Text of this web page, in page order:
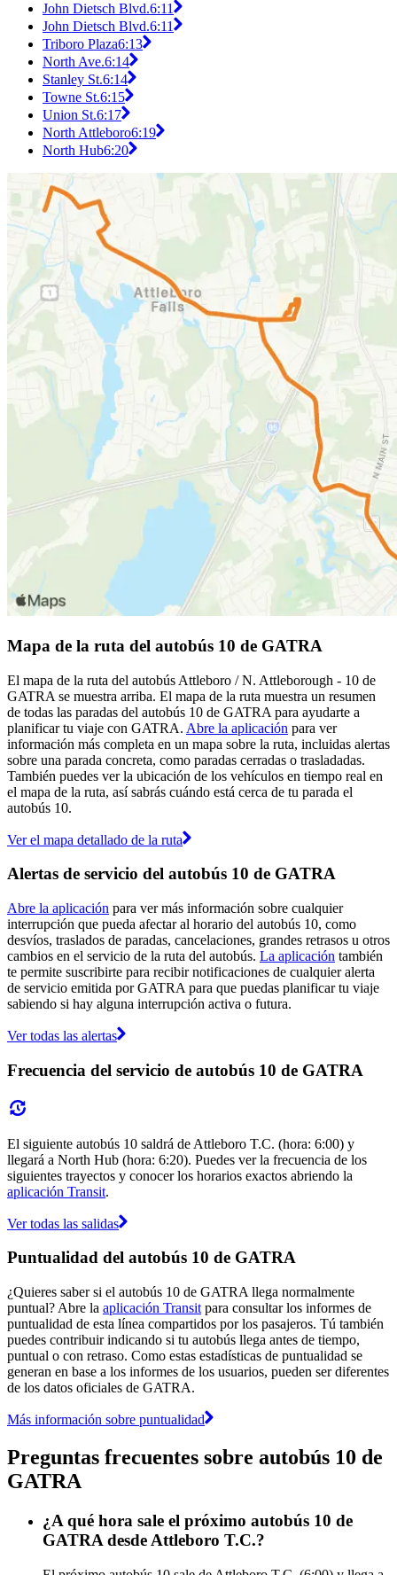
John Dietsch Blvd.6:11
John Dietsch Blvd.6:11
Triboro Plaza6:13
North Ave.6:14
Stanley St.6:14
Towne St.6:15
Union St.6:17
North Attleboro6:19
North Hub6:20
Mapa de la ruta del autobús 10 de GATRA
El mapa de la ruta del autobús Attleboro / N. Attleborough - 10 de
GATRA se muestra arriba. El mapa de la ruta muestra un resumen
de todas las paradas del autobús 10 de GATRA para ayudarte a
planificar tu viaje con GATRA. Abre la aplicación para ver
información más completa en un mapa sobre la ruta, incluidas alertas
sobre una parada concreta, como paradas cerradas o trasladadas.
También puedes ver la ubicación de los vehículos en tiempo real en
el mapa de la ruta, así sabrás cuándo está cerca de tu parada el
autobús 10.
Ver el mapa detallado de la ruta
Alertas de servicio del autobús 10 de GATRA
Abre la aplicación para ver más información sobre cualquier
interrupción que pueda afectar al horario del autobús 10, como
desvíos, traslados de paradas, cancelaciones, grandes retrasos u otros
cambios en el servicio de la ruta del autobús. La aplicación también
te permite suscribirte para recibir notificaciones de cualquier alerta
de servicio emitida por GATRA para que puedas planificar tu viaje
sabiendo si hay alguna interrupción activa o futura.
Ver todas las alertas
Frecuencia del servicio de autobús 10 de GATRA
El siguiente autobús 10 saldrá de Attleboro T.C. (hora: 6:00) y
llegará a North Hub (hora: 6:20). Puedes ver la frecuencia de los
siguientes trayectos y conocer los horarios exactos abriendo la
aplicación Transit.
Ver todas las salidas
Puntualidad del autobús 10 de GATRA
¿Quieres saber si el autobús 10 de GATRA llega normalmente
puntual? Abre la aplicación Transit para consultar los informes de
puntualidad de esta línea compartidos por los pasajeros. Tú también
puedes contribuir indicando si tu autobús llega antes de tiempo,
puntual o con retraso. Como estas estadísticas de puntualidad se
generan en base a los informes de los usuarios, pueden ser diferentes
de los datos oficiales de GATRA.
Más información sobre puntualidad
Preguntas frecuentes sobre autobús 10 de
GATRA
¿A qué hora sale el próximo autobús 10 de
GATRA desde Attleboro T.C.?